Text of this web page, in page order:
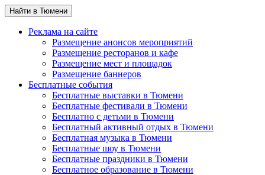
Найти в Тюмени
Реклама на сайте
Размещение анонсов мероприятий
Размещение ресторанов и кафе
Размещение мест и площадок
Размещение баннеров
Бесплатные события
Бесплатные выставки в Тюмени
Бесплатные фестивали в Тюмени
Бесплатно с детьми в Тюмени
Бесплатный активный отдых в Тюмени
Бесплатная музыка в Тюмени
Бесплатные шоу в Тюмени
Бесплатные праздники в Тюмени
Бесплатное образование в Тюмени